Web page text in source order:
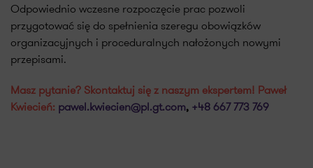
Odpowiednio wczesne rozpoczęcie prac pozwoli
przygotować się do spełnienia szeregu obowiązków
organizacyjnych i proceduralnych nałożonych nowymi
przepisami.
Masz pytanie? Skontaktuj się z naszym ekspertem! Paweł
Kwiecień: pawel.kwiecien@pl.gt.com, +48 667 773 769